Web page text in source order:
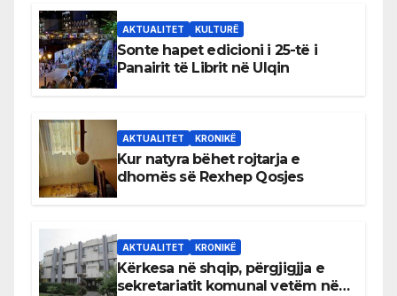
AKTUALITET KULTURË
Sonte hapet edicioni i 25-të i
Panairit të Librit në Ulqin
AKTUALITET KRONIKË
Kur natyra bëhet rojtarja e
dhomës së Rexhep Qosjes
AKTUALITET KRONIKË
Kërkesa në shqip, përgjigjja e
sekretariatit komunal vetëm në